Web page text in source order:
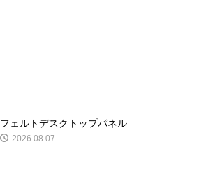
フェルトデスクトップパネル
2026.08.07